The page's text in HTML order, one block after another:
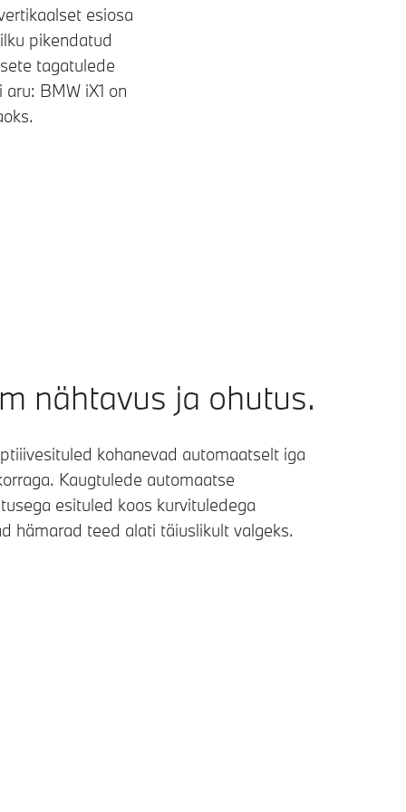
esiosa
pikendatud
tagatulede
BMW iX1 on
nähtavus ja ohutus.
kohanevad automaatselt iga
Kaugtulede automaatse
esituled koos kurvituledega
hämarad teed alati täiuslikult valgeks.